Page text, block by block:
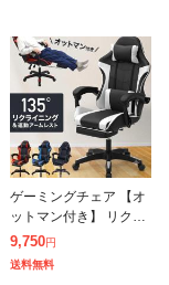
ゲーミングチェア 【オ
ットマン付き】 リクラ
イニング ゲーミング チ
ェア イス 寝れる メッ
シュ パソコンチェア デ
9,750円
送料無料